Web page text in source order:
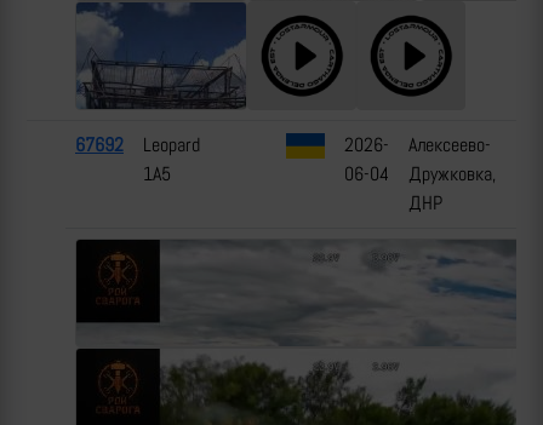
67692
Leopard
1A5
2026-
06-04
Алексеево-
Дружковка,
ДНР